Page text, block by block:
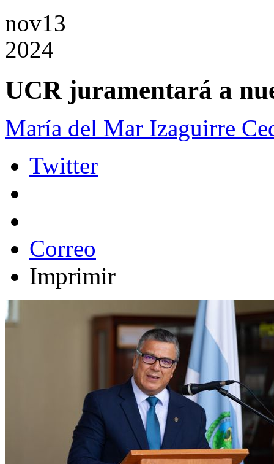
nov13
2024
UCR juramentará a
María del Mar Izaguirre
Twitter
Correo
Imprimir